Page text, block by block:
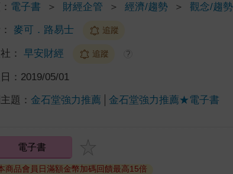
電子書 ＞ 財經企管 ＞ 經濟/趨勢 ＞ 觀念/趨勢
麥可．路易士 追蹤
： 早安財經 追蹤 ?
： 2019/05/01
題：金石堂強力推薦 金石堂強力推薦★電子書
電子書
商品會員日滿額金幣加碼回饋最高15倍